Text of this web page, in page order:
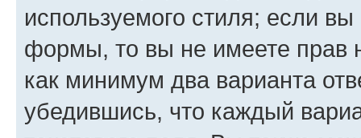
используемого стиля; если
формы, то вы не имеете прав
как минимум два варианта
убедившись, что каждый